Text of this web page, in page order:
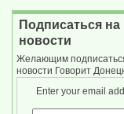
Подписаться на
новости
Желающим
новости Говорит
Enter your email